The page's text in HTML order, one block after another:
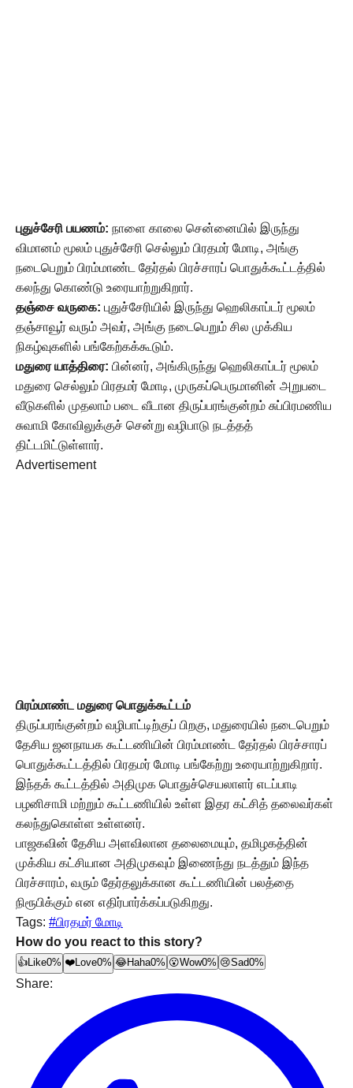
புதுச்சேரி பயணம்: நாளை காலை சென்னையில் இருந்து
விமானம் மூலம் புதுச்சேரி செல்லும் பிரதமர் மோடி, அங்கு
நடைபெறும் பிரம்மாண்ட தேர்தல் பிரச்சாரப் பொதுக்கூட்டத்தில்
கலந்து கொண்டு உரையாற்றுகிறார்.
தஞ்சை வருகை: புதுச்சேரியில் இருந்து ஹெலிகாப்டர் மூலம்
தஞ்சாவூர் வரும் அவர், அங்கு நடைபெறும் சில முக்கிய
நிகழ்வுகளில் பங்கேற்கக்கூடும்.
மதுரை யாத்திரை: பின்னர், அங்கிருந்து ஹெலிகாப்டர் மூலம்
மதுரை செல்லும் பிரதமர் மோடி, முருகப்பெருமானின் அறுபடை
வீடுகளில் முதலாம் படை வீடான திருப்பரங்குன்றம் சுப்பிரமணிய
சுவாமி கோவிலுக்குச் சென்று வழிபாடு நடத்தத்
திட்டமிட்டுள்ளார்.
Advertisement
பிரம்மாண்ட மதுரை பொதுக்கூட்டம்
திருப்பரங்குன்றம் வழிபாட்டிற்குப் பிறகு, மதுரையில் நடைபெறும்
தேசிய ஜனநாயக கூட்டணியின் பிரம்மாண்ட தேர்தல் பிரச்சாரப்
பொதுக்கூட்டத்தில் பிரதமர் மோடி பங்கேற்று உரையாற்றுகிறார்.
இந்தக் கூட்டத்தில் அதிமுக பொதுச்செயலாளர் எடப்பாடி
பழனிசாமி மற்றும் கூட்டணியில் உள்ள இதர கட்சித் தலைவர்கள்
கலந்துகொள்ள உள்ளனர்.
பாஜகவின் தேசிய அளவிலான தலைமையும், தமிழகத்தின்
முக்கிய கட்சியான அதிமுகவும் இணைந்து நடத்தும் இந்த
பிரச்சாரம், வரும் தேர்தலுக்கான கூட்டணியின் பலத்தை
நிரூபிக்கும் என எதிர்பார்க்கப்படுகிறது.
Tags: #பிரதமர் மோடி
How do you react to this story?
👍Like0% ❤️Love0% 😂Haha0% 😮Wow0% 😢Sad0%
Share: